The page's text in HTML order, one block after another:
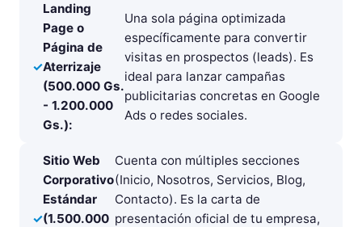
Landing
Page o
Página de
Aterrizaje
(500.000 Gs.
- 1.200.000
Gs.):
Una sola página optimizada
específicamente para convertir
visitas en prospectos (leads). Es
ideal para lanzar campañas
publicitarias concretas en Google
Ads o redes sociales.
Sitio Web
Corporativo
Estándar
(1.500.000
Cuenta con múltiples secciones
(Inicio, Nosotros, Servicios, Blog,
Contacto). Es la carta de
presentación oficial de tu empresa,